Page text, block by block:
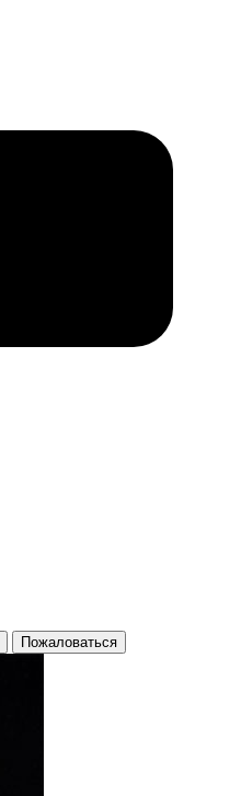
Пожаловаться